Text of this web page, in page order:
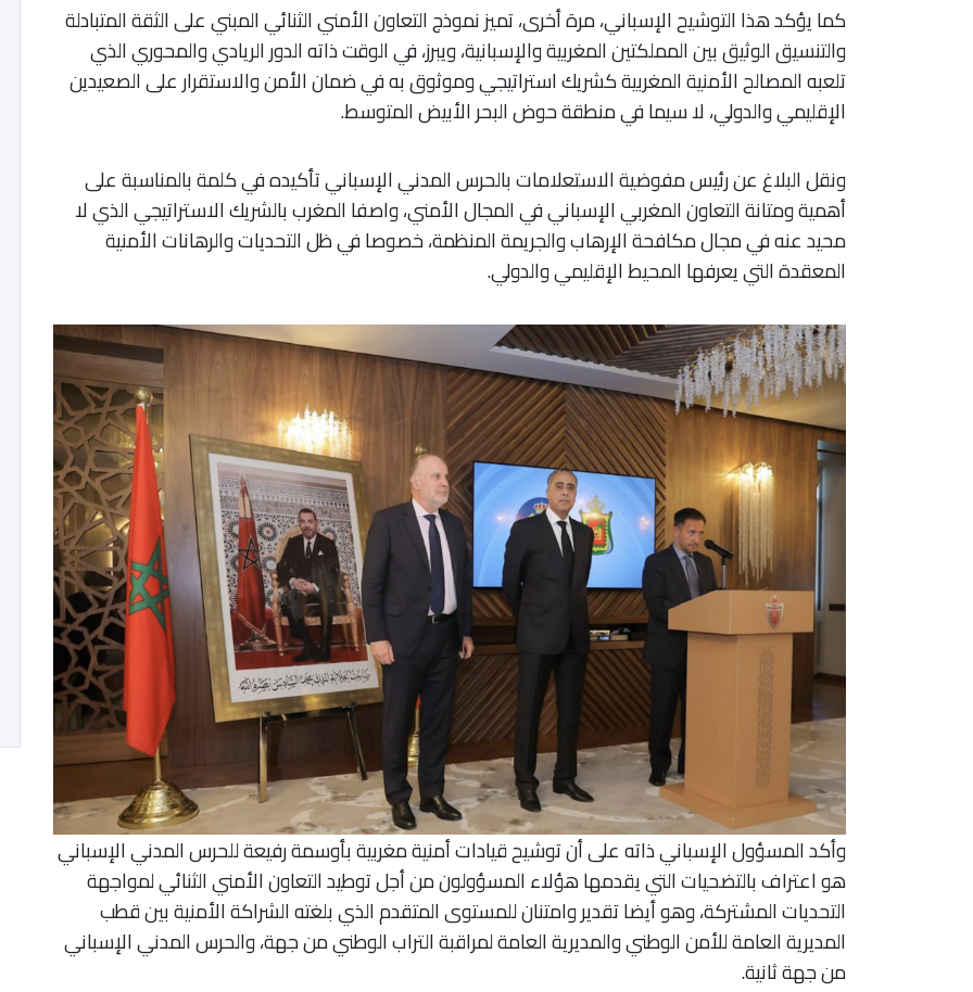
كما يؤكد هذا التوشيح الإسباني، مرة أخرى، تميز نموذج التعاون الأمني الثنائي المبني على الثقة المتبادلة
والتنسيق الوثيق بين المملكتين المغربية والإسبانية، ويبرز، في الوقت ذاته الدور الريادي والمحوري الذي
تلعبه المصالح الأمنية المغربية كشريك استراتيجي وموثوق به في ضمان الأمن والاستقرار على الصعيدين
الإقليمي والدولي، لا سيما في منطقة حوض البحر الأبيض المتوسط.
ونقل البلاغ عن رئيس مفوضية الاستعلامات بالحرس المدني الإسباني تأكيده في كلمة بالمناسبة على
أهمية ومتانة التعاون المغربي الإسباني في المجال الأمني، واصفا المغرب بالشريك الاستراتيجي الذي لا
محيد عنه في مجال مكافحة الإرهاب والجريمة المنظمة، خصوصا في ظل التحديات والرهانات الأمنية
المعقدة التي يعرفها المحيط الإقليمي والدولي.
وأكد المسؤول الإسباني ذاته على أن توشيح قيادات أمنية مغربية بأوسمة رفيعة للحرس المدني الإسباني
هو اعتراف بالتضحيات التي يقدمها هؤلاء المسؤولون من أجل توطيد التعاون الأمني الثنائي لمواجهة
التحديات المشتركة، وهو أيضا تقدير وامتنان للمستوى المتقدم الذي بلغته الشراكة الأمنية بين قطب
المديرية العامة للأمن الوطني والمديرية العامة لمراقبة التراب الوطني من جهة، والحرس المدني الإسباني
من جهة ثانية.